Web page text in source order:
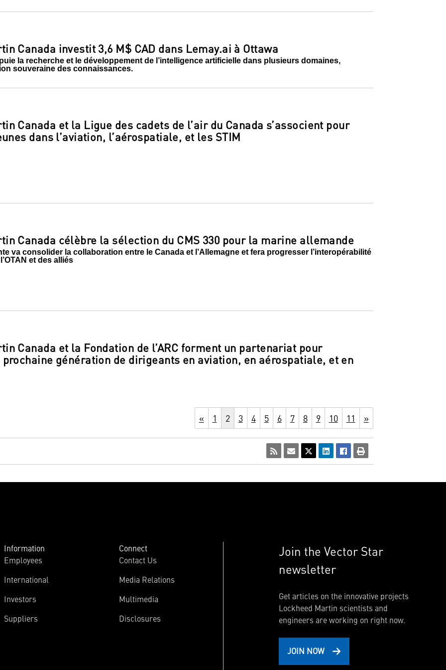
Canada investit 3,6 M$ CAD dans Lemay.ai à Ottawa
la recherche et le développement de l’intelligence artificielle dans plusieurs domaines,
souveraine des connaissances.
Canada et la Ligue des cadets de l’air du Canada s’associent pour
dans l’aviation, l’aérospatiale, et les STIM
Canada célèbre la sélection du CMS 330 pour la marine allemande
va consolider la collaboration entre le Canada et l’Allemagne et fera progresser l’interopérabilité
et des alliés
Canada et la Fondation de l’ARC forment un partenariat pour
génération de dirigeants en aviation, en aérospatiale, et en
« 1 2 3 4 5 6 7 8 9 10 11 »
Information
Employees
International
Investors
Suppliers
Connect
Contact Us
Media Relations
Multimedia
Disclosures
Join the Vector Star
newsletter
Get articles on the innovative projects
Lockheed Martin scientists and
engineers are working on right now.
JOIN NOW